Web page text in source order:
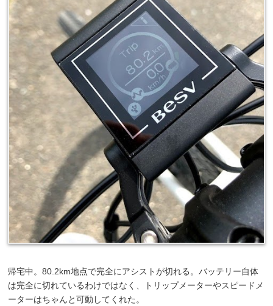
帰宅中。80.2km地点で完全にアシストが切れる。バッテリー自体
は完全に切れているわけではなく、トリップメーターやスピードメ
ーターはちゃんと可動してくれた。